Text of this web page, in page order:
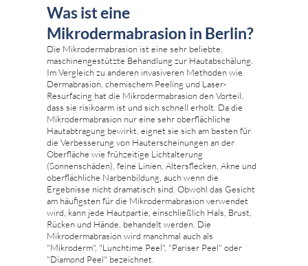
Was ist eine
Mikrodermabrasion in Berlin?
Die Mikrodermabrasion ist eine sehr beliebte,
maschinengestützte Behandlung zur Hautabschälung.
Im Vergleich zu anderen invasiveren Methoden wie
Dermabrasion, chemischem Peeling und Laser-
Resurfacing hat die Mikrodermabrasion den Vorteil,
dass sie risikoarm ist und sich schnell erholt. Da die
Mikrodermabrasion nur eine sehr oberflächliche
Hautabtragung bewirkt, eignet sie sich am besten für
die Verbesserung von Hauterscheinungen an der
Oberfläche wie frühzeitige Lichtalterung
(Sonnenschäden), feine Linien, Altersflecken, Akne und
oberflächliche Narbenbildung, auch wenn die
Ergebnisse nicht dramatisch sind. Obwohl das Gesicht
am häufigsten für die Mikrodermabrasion verwendet
wird, kann jede Hautpartie, einschließlich Hals, Brust,
Rücken und Hände, behandelt werden. Die
Mikrodermabrasion wird manchmal auch als
"Mikroderm", "Lunchtime Peel", "Pariser Peel" oder
"Diamond Peel" bezeichnet.